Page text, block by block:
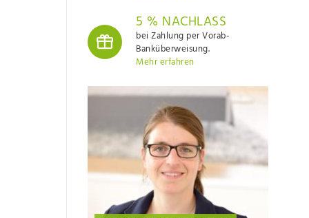
5 % NACHLASS
bei Zahlung per Vorab-
Banküberweisung.
Mehr erfahren